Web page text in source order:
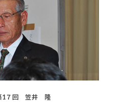
1７回 笠井 隆